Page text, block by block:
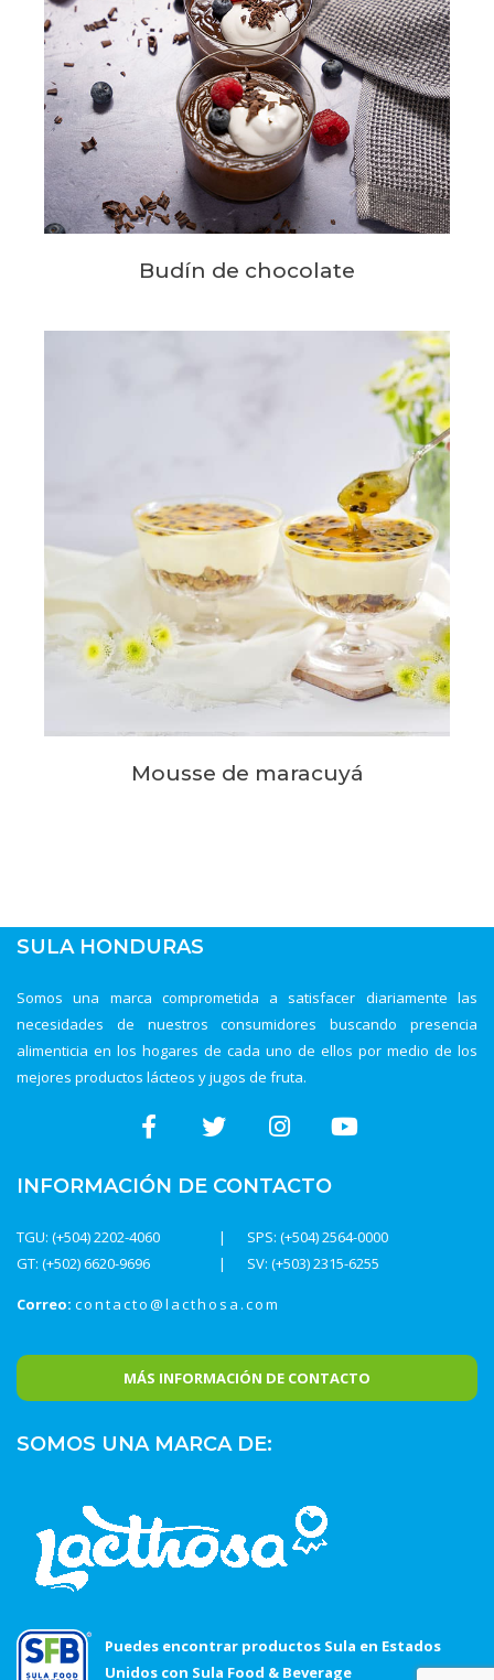
Budín de chocolate
Mousse de maracuyá
SULA HONDURAS
Somos una marca comprometida a satisfacer diariamente las
necesidades de nuestros consumidores buscando presencia
alimenticia en los hogares de cada uno de ellos por medio de los
mejores productos lácteos y jugos de fruta.
INFORMACIÓN DE CONTACTO
TGU: (+504) 2202-4060
SPS: (+504) 2564-0000
SV: (+503) 2315-6255
GT: (+502) 6620-9696
Correo: contacto@lacthosa.com
MÁS INFORMACIÓN DE CONTACTO
SOMOS UNA MARCA DE:
Puedes encontrar productos Sula en Estados
Unidos con Sula Food & Beverage